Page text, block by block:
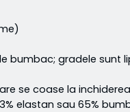
bumbac; gradele sunt
se coase la
elastan sau 65%